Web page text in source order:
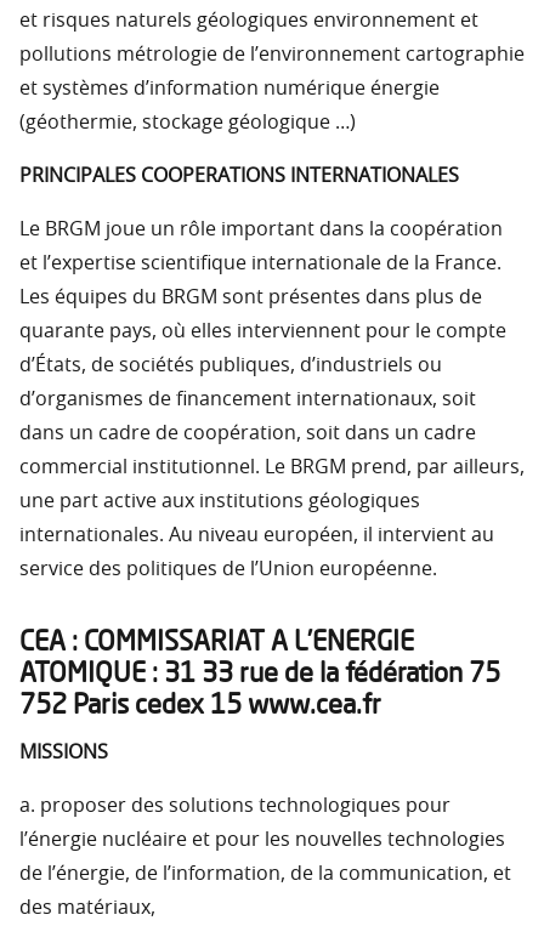
et risques naturels géologiques environnement et
pollutions métrologie de l’environnement cartographie
et systèmes d’information numérique énergie
(géothermie, stockage géologique …)
PRINCIPALES COOPERATIONS INTERNATIONALES
Le BRGM joue un rôle important dans la coopération
et l’expertise scientifique internationale de la France.
Les équipes du BRGM sont présentes dans plus de
quarante pays, où elles interviennent pour le compte
d’États, de sociétés publiques, d’industriels ou
d’organismes de financement internationaux, soit
dans un cadre de coopération, soit dans un cadre
commercial institutionnel. Le BRGM prend, par ailleurs,
une part active aux institutions géologiques
internationales. Au niveau européen, il intervient au
service des politiques de l’Union européenne.
CEA : COMMISSARIAT A L’ENERGIE
ATOMIQUE : 31 33 rue de la fédération 75
752 Paris cedex 15 www.cea.fr
MISSIONS
a. proposer des solutions technologiques pour
l’énergie nucléaire et pour les nouvelles technologies
de l’énergie, de l’information, de la communication, et
des matériaux,